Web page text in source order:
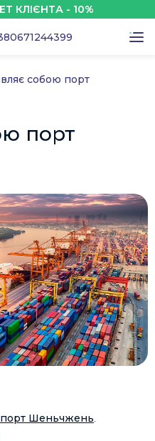
- 10%
собою порт
порт
порт Шеньчжень.